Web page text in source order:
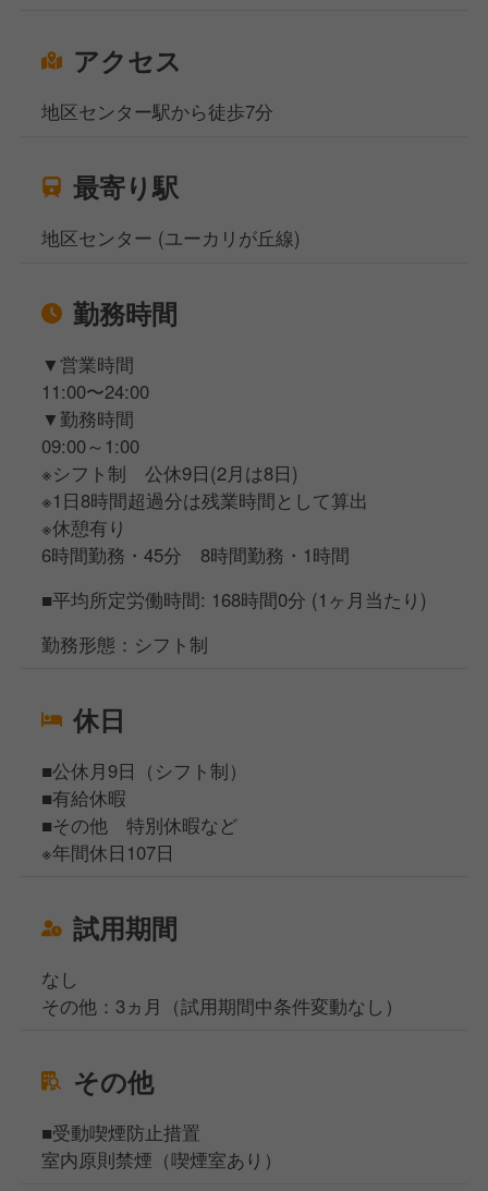
アクセス
地区センター駅から徒歩7分
最寄り駅
地区センター (ユーカリが丘線)
勤務時間
▼営業時間
11:00〜24:00
▼勤務時間
09:00～1:00
※シフト制 公休9日(2月は8日)
※1日8時間超過分は残業時間として算出
※休憩有り
6時間勤務・45分 8時間勤務・1時間
■平均所定労働時間: 168時間0分 (1ヶ月当たり)
勤務形態：シフト制
休日
■公休月9日（シフト制）
■有給休暇
■その他 特別休暇など
※年間休日107日
試用期間
なし
その他：3ヵ月（試用期間中条件変動なし）
その他
■受動喫煙防止措置
室内原則禁煙（喫煙室あり）